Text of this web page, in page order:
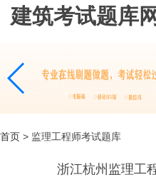
建筑考试题库网
首页 > 监理工程师考试题库
浙江杭州监理工